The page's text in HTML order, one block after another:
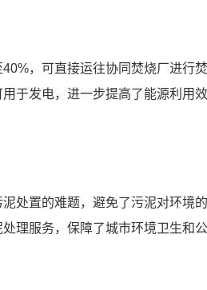
，可直接运往协同焚烧厂进行
于发电，进一步提高了能源利用效
处置的难题，避免了污泥对环境
理服务，保障了城市环境卫生和公